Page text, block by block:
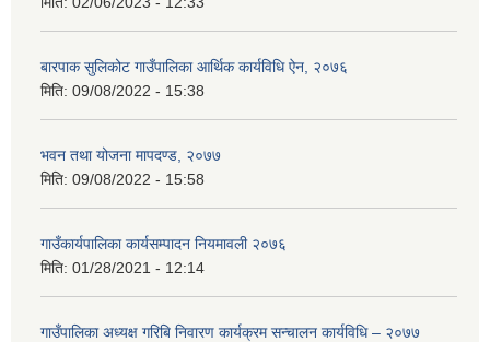
बारपाक सुलिकोट गाउँपालिका आर्थिक कार्यविधि ऐन, २०७६
मिति: 09/08/2022 - 15:38
भवन तथा योजना मापदण्ड, २०७७
मिति: 09/08/2022 - 15:58
गाउँकार्यपालिका कार्यसम्पादन नियमावली २०७६
मिति: 01/28/2021 - 12:14
गाउँपालिका अध्यक्ष गरिबि निवारण कार्यक्रम सन्चालन कार्यविधि – २०७७